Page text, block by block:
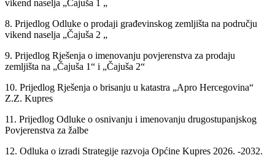
vikend naselja „Čajuša 1 „
8. Prijedlog Odluke o prodaji građevinskog zemljišta na području
vikend naselja „Čajuša 2 „
9. Prijedlog Rješenja o imenovanju povjerenstva za prodaju
zemljišta na „Čajuša 1“ i „Čajuša 2“
10. Prijedlog Rješenja o brisanju u katastra „Apro Hercegovina“
Z.Z. Kupres
11. Prijedlog Odluke o osnivanju i imenovanju drugostupanjskog
Povjerenstva za žalbe
12. Odluka o izradi Strategije razvoja Općine Kupres 2026. -2032.